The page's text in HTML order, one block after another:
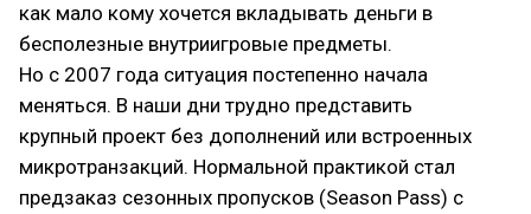
как мало кому хочется вкладывать деньги в
бесполезные внутриигровые предметы.
Но с 2007 года ситуация постепенно начала
меняться. В наши дни трудно представить
крупный проект без дополнений или встроенных
микротранзакций. Нормальной практикой стал
предзаказ сезонных пропусков (Season Pass) с